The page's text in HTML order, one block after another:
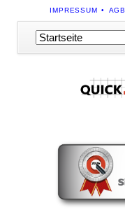
NAVIGATION
ÜBERSPRINGEN
IMPRESSUM AGB
Navigation
überspringen